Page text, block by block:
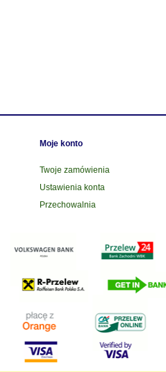
Moje konto
Twoje zamówienia
Ustawienia konta
Przechowalnia